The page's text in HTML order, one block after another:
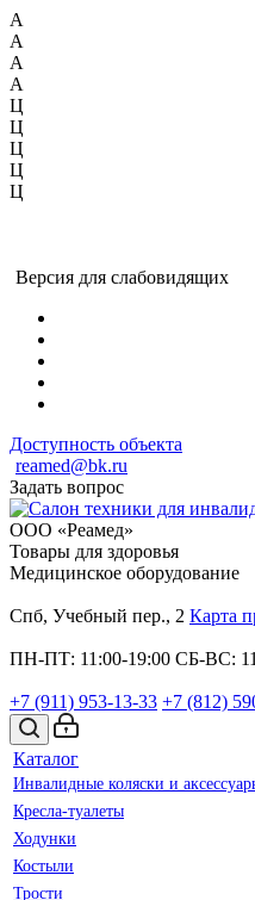
А
А
А
А
Ц
Ц
Ц
Ц
Ц
Версия для слабовидящих
Доступность объекта
reamed@bk.ru
Задать вопрос
ООО «Реамед»
Товары для здоровья
Медицинское оборудование
Спб, Учебный пер., 2 Карта
ПН-ПТ: 11:00-19:00 СБ-ВС:
+7 (911) 953-13-33 +7 (812)
Каталог
Инвалидные коляски и
Кресла-туалеты
Ходунки
Костыли
Трости